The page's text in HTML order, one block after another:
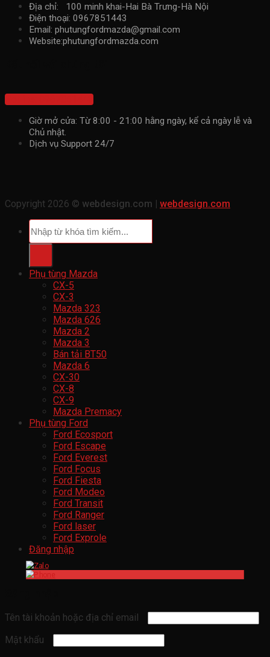
Địa chỉ: 100 minh khai-Hai Bà Trưng-Hà Nội
Điện thoại: 0967851443
Email: phutungfordmazda@gmail.com
Website:phutungfordmazda.com
Giờ mở cửa: Từ 8:00 - 21:00 hằng ngày, kể cả ngày lễ và
Chủ nhật.
Dịch vụ Support 24/7
Copyright 2026 © webdesign.com | webdesign.com
Tìm
kiếm:
Phụ tùng Mazda
CX-5
CX-3
Mazda 323
Mazda 626
Mazda 2
Mazda 3
Bán tải BT50
Mazda 6
CX-30
CX-8
CX-9
Mazda Premacy
Phụ tùng Ford
Ford Ecosport
Ford Escape
Ford Everest
Ford Focus
Ford Fiesta
Ford Modeo
Ford Transit
Ford Ranger
Ford laser
Ford Exprole
Đăng nhập
Tên tài khoản hoặc địa chỉ email
Mật khẩu